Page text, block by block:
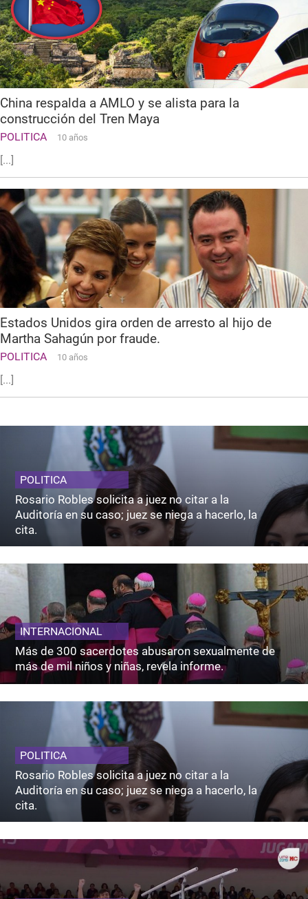
China respalda a AMLO y se alista para la
construcción del Tren Maya
POLITICA 10 años
[...]
Estados Unidos gira orden de arresto al hijo de
Martha Sahagún por fraude.
POLITICA 10 años
[...]
POLITICA
Rosario Robles solicita a juez no citar a la
Auditoría en su caso; juez se niega a hacerlo, la
cita.
INTERNACIONAL
Más de 300 sacerdotes abusaron sexualmente de
más de mil niños y niñas, revela informe.
POLITICA
Rosario Robles solicita a juez no citar a la
Auditoría en su caso; juez se niega a hacerlo, la
cita.